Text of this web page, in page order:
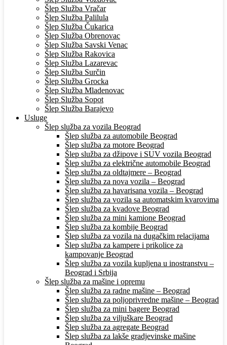
Šlep Služba Vračar
Šlep Služba Palilula
Šlep Služba Čukarica
Šlep Služba Obrenovac
Šlep Služba Savski Venac
Šlep Služba Rakovica
Šlep Služba Lazarevac
Šlep Služba Surčin
Šlep Služba Grocka
Šlep Služba Mladenovac
Šlep Služba Sopot
Šlep Služba Barajevo
Usluge
Šlep služba za vozila Beograd
Šlep služba za automobile Beograd
Šlep služba za motore Beograd
Šlep služba za džipove i SUV vozila Beograd
Šlep služba za električne automobile Beograd
Šlep služba za oldtajmere – Beograd
Šlep služba za nova vozila – Beograd
Šlep služba za havarisana vozila – Beograd
Šlep služba za vozila sa automatskim kvarovima
Šlep služba za kvadove Beograd
Šlep služba za mini kamione Beograd
Šlep služba za kombije Beograd
Šlep služba za vozila na dugačkim relacijama
Šlep služba za kampere i prikolice za
kampovanje Beograd
Šlep služba za vozila kupljena u inostranstvu –
Beograd i Srbija
Šlep služba za mašine i opremu
Šlep služba za radne mašine – Beograd
Šlep služba za poljoprivredne mašine – Beograd
Šlep služba za mini bagere Beograd
Šlep služba za viljuškare Beograd
Šlep služba za agregate Beograd
Šlep služba za lakše gradjevinske mašine